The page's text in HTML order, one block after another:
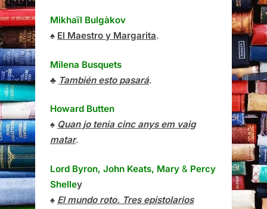
Mikhaïl Bulgàkov
♠ El Maestro y Margarita.
Milena Busquets
♣ También esto pasará.
Howard Butten
♠ Quan jo tenia cinc anys em vaig
matar.
Lord Byron, John Keats, Mary & Percy
Shelley
♠ El mundo roto. Tres epistolarios